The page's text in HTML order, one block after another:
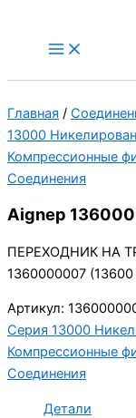
Main
Menu
Главная /
13000
Компрессионные
Соединения
Aignep
ПЕРЕХОДНИК НА
1360000007
Артикул:
Серия 13000
Компрессионные
Соединения
Детали